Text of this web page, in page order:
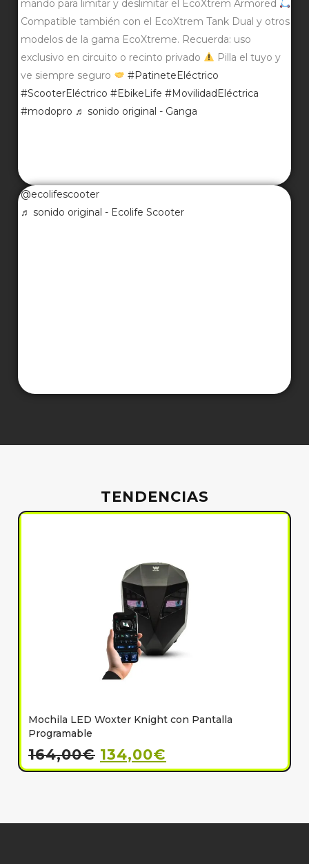
mando para limitar y deslimitar el EcoXtrem Armored
Compatible también con el EcoXtrem Tank Dual y otros
modelos de la gama EcoXtreme. Recuerda: uso
exclusivo en circuito o recinto privado
Pilla el tuyo y
ve siempre seguro
#PatineteEléctrico
#ScooterEléctrico #EbikeLife #MovilidadEléctrica
#modopro ♬ sonido original - Ganga
@ecolifescooter
♬ sonido original - Ecolife Scooter
TENDENCIAS
Mochila LED Woxter Knight con Pantalla
Programable
164,00€ 134,00€